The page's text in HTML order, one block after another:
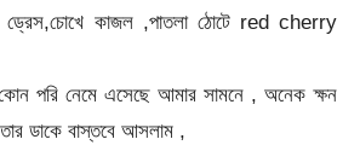
কাজল ,পাতলা ঠোটে red cherry
পরি নেমে এসেছে আমার সামনে , অনেক ক্ষন
ডাকে বাস্তবে আসলাম ,